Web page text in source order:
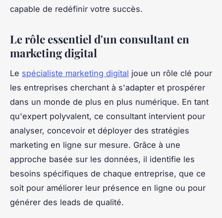
capable de redéfinir votre succès.
Le rôle essentiel d'un consultant en
marketing digital
Le spécialiste marketing digital joue un rôle clé pour
les entreprises cherchant à s'adapter et prospérer
dans un monde de plus en plus numérique. En tant
qu'expert polyvalent, ce consultant intervient pour
analyser, concevoir et déployer des stratégies
marketing en ligne sur mesure. Grâce à une
approche basée sur les données, il identifie les
besoins spécifiques de chaque entreprise, que ce
soit pour améliorer leur présence en ligne ou pour
générer des leads de qualité.